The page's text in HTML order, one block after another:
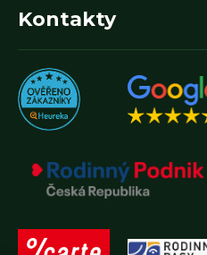
Kontakty